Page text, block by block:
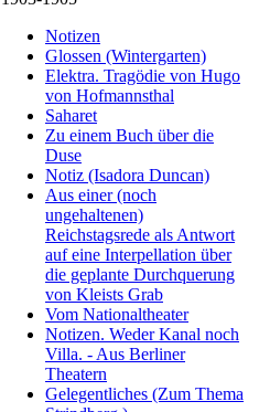
Notizen
Glossen (Wintergarten)
Elektra. Tragödie von Hugo
von Hofmannsthal
Saharet
Zu einem Buch über die
Duse
Notiz (Isadora Duncan)
Aus einer (noch
ungehaltenen)
Reichstagsrede als Antwort
auf eine Interpellation über
die geplante Durchquerung
von Kleists Grab
Vom Nationaltheater
Notizen. Weder Kanal noch
Villa. - Aus Berliner
Theatern
Gelegentliches (Zum Thema